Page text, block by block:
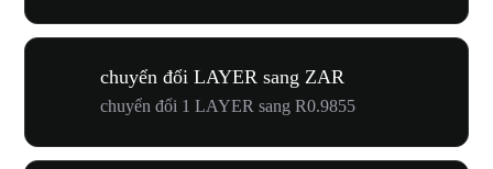
chuyển đổi LAYER sang ZAR
chuyển đổi 1 LAYER sang R0.9855